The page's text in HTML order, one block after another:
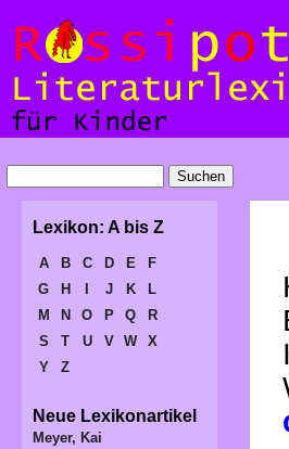
Lexikon: A bis Z
A B C D E
F
G
H J K
L
M
N O P Q
R
S
T U V W
X
Y
Z
Neue Lexikonartikel
Meyer, Kai